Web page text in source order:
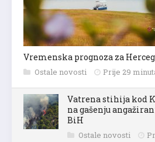
Vremenska prognoza za
Ostale novosti Prije 29
Vatrena stihija kod
na gašenju
BiH
Ostale novosti